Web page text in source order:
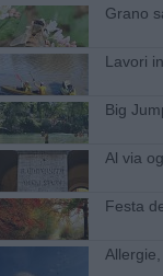
Grano
Lavori
Big
Al via
Festa